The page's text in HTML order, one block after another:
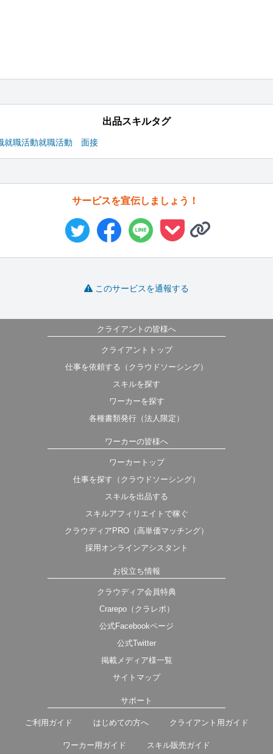
出品スキルタグ
就職活動就職活動 面接
サービスを宣伝しましょう！
このサービスを通報する
クライアントの皆様へ
クライアントトップ
仕事を依頼する（クラウドソーシング）
スキルを探す
ワーカーを探す
各種書類発行（法人限定）
ワーカーの皆様へ
ワーカートップ
仕事を探す（クラウドソーシング）
スキルを出品する
スキルアフィリエイトで稼ぐ
クラウディアPRO（高単価マッチング）
採用オンラインアシスタント
お役立ち情報
クラウディア会員特典
Crarepo（クラレポ）
公式Facebookページ
公式Twitter
掲載メディア様一覧
サイトマップ
サポート
ご利用ガイド はじめての方へ クライアント用ガイド
ワーカー用ガイド スキル販売ガイド